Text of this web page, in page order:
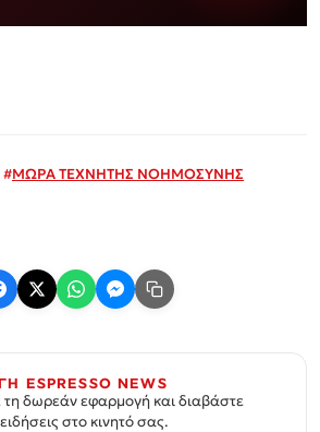
#ΜΩΡΑ ΤΕΧΝΗΤΗΣ ΝΟΗΜΟΣΥΝΗΣ
ESPRESSO NEWS
δωρεάν εφαρμογή και διαβάστε
στο κινητό σας.